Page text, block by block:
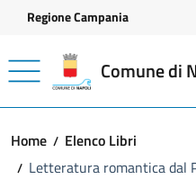
Vai ai contenuti
Vai al footer
Regione Campania
Comune di
Home
Elenco Libri
Letteratura romantica dal